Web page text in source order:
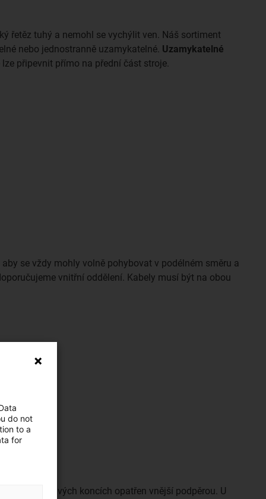
řetěz tuhý a nemohl se vychýlit ven. Náš sortiment
nebo jednostranně uzamykatelné. Uzamykatelné
lze připevnit přímo na přední část stroje.
se vždy mohly volně pohybovat v podélném směru a
vnitřní oddělení. Kabely musí být na obou
a pohyblivých koncích opatřen vnější podpěrou. U
do not
to a
for